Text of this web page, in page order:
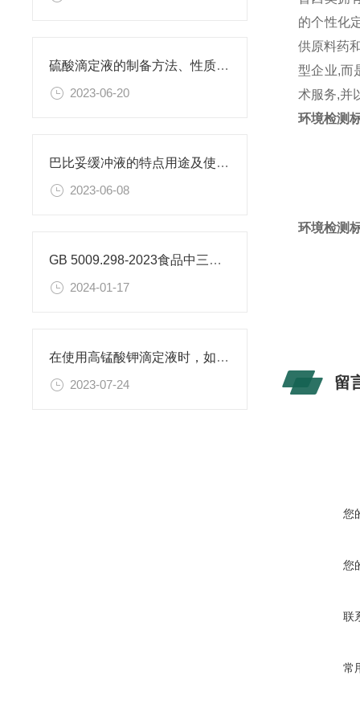
硫酸滴定液的制备方法、性质、使用注意事项以及应用领域
2023-06-20
巴比妥缓冲液的特点用途及使用方法
2023-06-08
GB 5009.298-2023食品中三氯蔗糖（蔗糖素）的测定
2024-01-17
在使用高锰酸钾滴定液时，如何判断终点已经达到？
2023-07-24
的个性化
供原料药
型企业,而
术服务,并
环境检测
环境检测
留
您
您
联
常